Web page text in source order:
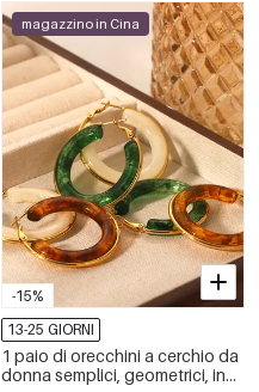
-15%
magazzino in Cina
13-25 GIORNI
1 paio di orecchini a cerchio da
donna semplici, geometrici, in